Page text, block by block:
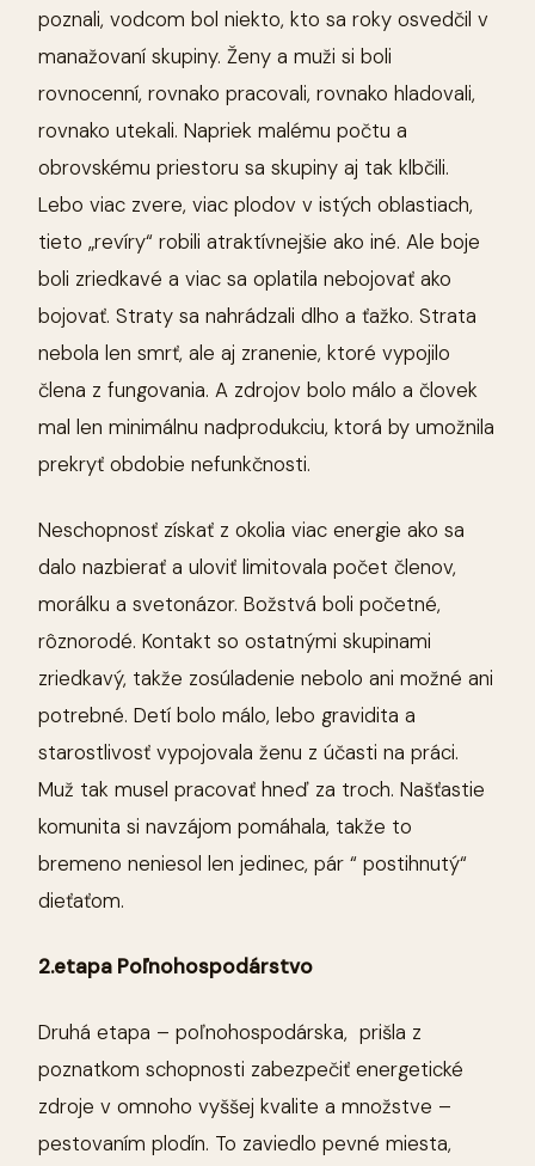
poznali, vodcom bol niekto, kto sa roky osvedčil v
manažovaní skupiny. Ženy a muži si boli
rovnocenní, rovnako pracovali, rovnako hladovali,
rovnako utekali. Napriek malému počtu a
obrovskému priestoru sa skupiny aj tak klbčili.
Lebo viac zvere, viac plodov v istých oblastiach,
tieto „revíry“ robili atraktívnejšie ako iné. Ale boje
boli zriedkavé a viac sa oplatila nebojovať ako
bojovať. Straty sa nahrádzali dlho a ťažko. Strata
nebola len smrť, ale aj zranenie, ktoré vypojilo
člena z fungovania. A zdrojov bolo málo a človek
mal len minimálnu nadprodukciu, ktorá by umožnila
prekryť obdobie nefunkčnosti.
Neschopnosť získať z okolia viac energie ako sa
dalo nazbierať a uloviť limitovala počet členov,
morálku a svetonázor. Božstvá boli početné,
rôznorodé. Kontakt so ostatnými skupinami
zriedkavý, takže zosúladenie nebolo ani možné ani
potrebné. Detí bolo málo, lebo gravidita a
starostlivosť vypojovala ženu z účasti na práci.
Muž tak musel pracovať hneď za troch. Našťastie
komunita si navzájom pomáhala, takže to
bremeno neniesol len jedinec, pár “ postihnutý“
dieťaťom.
2.etapa Poľnohospodárstvo
Druhá etapa – poľnohospodárska, prišla z
poznatkom schopnosti zabezpečiť energetické
zdroje v omnoho vyššej kvalite a množstve –
pestovaním plodín. To zaviedlo pevné miesta,